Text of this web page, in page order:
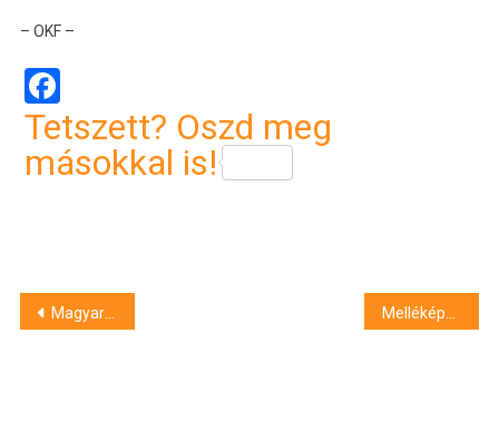
– OKF –
Facebook
Tetszett? Oszd meg
másokkal is!
Bejegyzés
Magyar Péter: Orbán Viktor nem kapja meg a 38 milliós végkielégítését Melléképület gyulladt ki Debrecenben